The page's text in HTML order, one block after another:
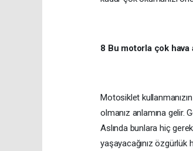
8 Bu motorla çok hava
Motosiklet
olmanız anlamına gelir.
Aslında bunlara hiç
yaşayacağınız özgürlük